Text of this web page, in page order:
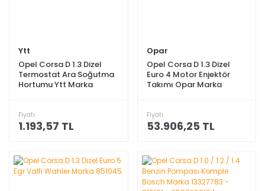
Ytt
Opel Corsa D 1.3 Dizel
Termostat Ara Soğutma
Hortumu Ytt Marka
Fiyatı
1.193,57 TL
Opar
Opel Corsa D 1.3 Dizel
Euro 4 Motor Enjektör
Takımı Opar Marka
Fiyatı
53.906,25 TL